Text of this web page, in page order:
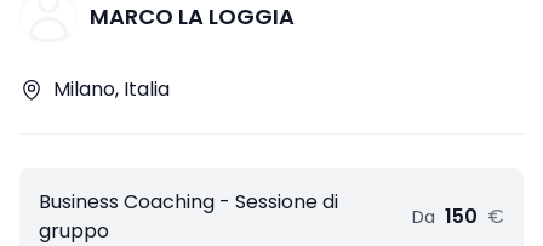
MARCO LA LOGGIA
Milano, Italia
Business Coaching - Sessione di
gruppo
Da 150 €